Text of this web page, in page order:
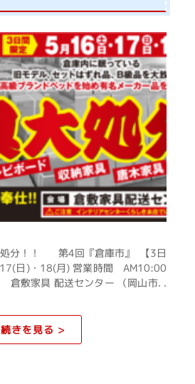
分！！ 第4回『倉庫市』 【3日
日)・18(月) 営業時間 AM10:00
家具 配送センター （岡山市. .
続きを見る >